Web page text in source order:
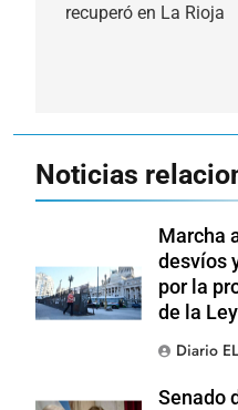
entradas
recuperó en La Rioja
Noticias
Marcha
desvíos
por la
de la
Diario
Senado